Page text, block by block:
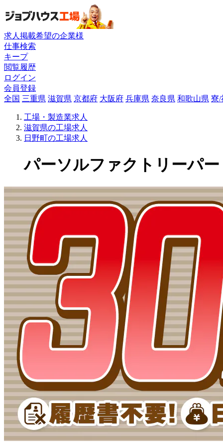
求人掲載希望の企業様
仕事検索
キープ
閲覧履歴
ログイン
会員登録
全国 三重県 滋賀県 京都府 大阪府 兵庫県 奈良県 和歌山県 寮/
工場・製造業求人
滋賀県の工場求人
日野町の工場求人
パーソルファクトリーパ